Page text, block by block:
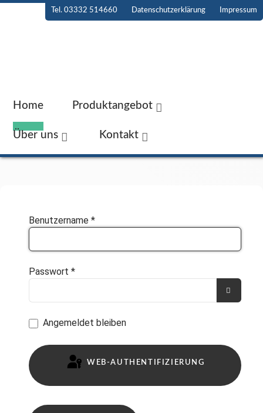
Tel. 03332 514660 Datenschutzerklärung Impressum
Home Produktangebot
Über uns Kontakt
Benutzername *
Passwort *
Angemeldet bleiben
WEB-AUTHENTIFIZIERUNG